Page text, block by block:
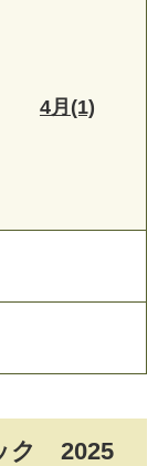
ク 2025
4月(1)